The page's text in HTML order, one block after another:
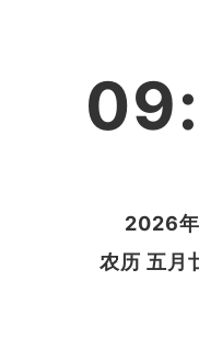
2026
农历 五月